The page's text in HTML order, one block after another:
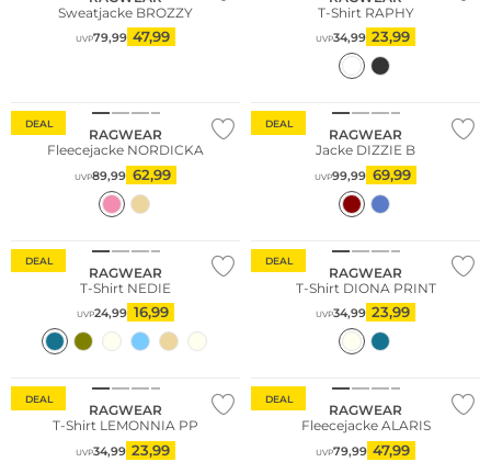
Sweatjacke BROZZY
UVP79,99 47,99
T-Shirt RAPHY
UVP34,99 23,99
DEAL
RAGWEAR
Fleecejacke NORDICKA
UVP89,99 62,99
DEAL
RAGWEAR
Jacke DIZZIE B
UVP99,99 69,99
DEAL
RAGWEAR
T-Shirt NEDIE
UVP24,99 16,99
DEAL
RAGWEAR
T-Shirt DIONA PRINT
UVP34,99 23,99
DEAL
RAGWEAR
T-Shirt LEMONNIA PP
UVP34,99 23,99
DEAL
RAGWEAR
Fleecejacke ALARIS
UVP79,99 47,99